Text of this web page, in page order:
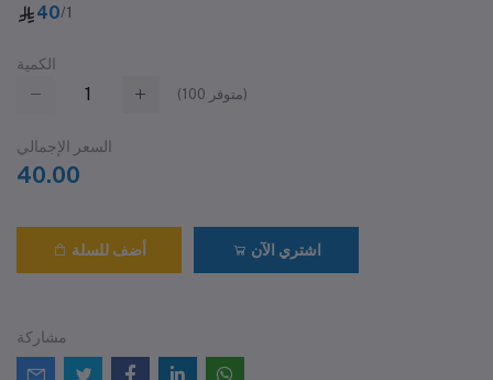
40/1
الكمية
(100 متوفر)
السعر الإجمالي
40.00
أضف للسلة اشتري الآن
مشاركة